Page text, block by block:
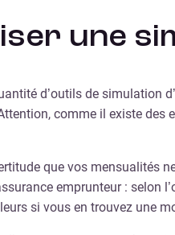
une
d’outils de simulation
comme il existe des
que vos mensualités
emprunteur : selon
si vous en trouvez une